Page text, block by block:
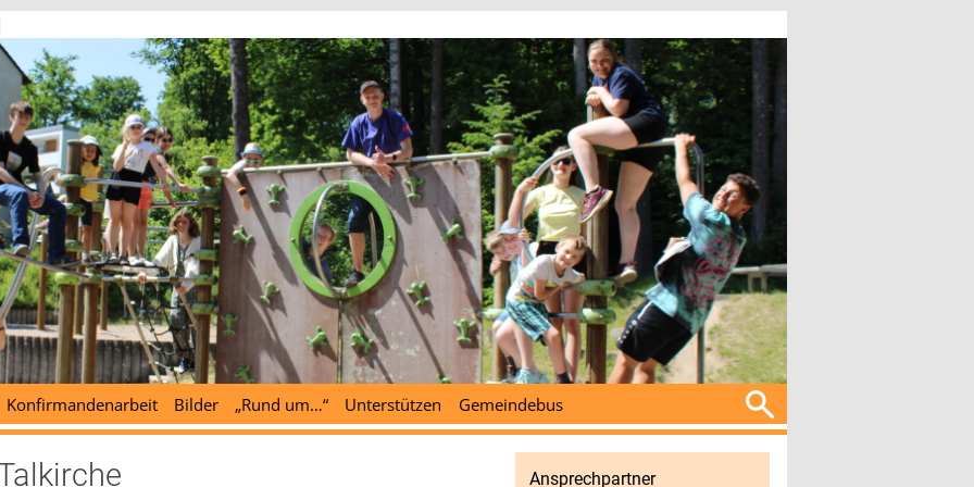
Konfirmandenarbeit Bilder „Rund um…“ Unterstützen Gemeindebus
nach:
Ansprechpartner